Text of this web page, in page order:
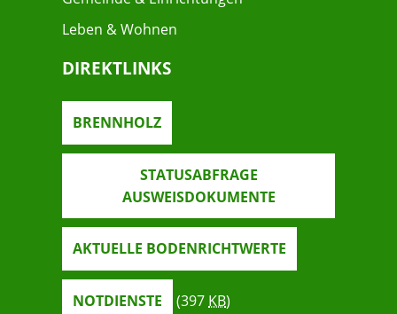
Leben & Wohnen
DIREKTLINKS
BRENNHOLZ
STATUSABFRAGE
AUSWEISDOKUMENTE
AKTUELLE BODENRICHTWERTE
NOTDIENSTE (397 KB)